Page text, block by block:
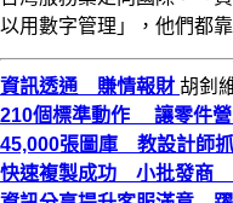
以用數字管理」，他們都
資訊透通 賺情報財 胡釗
210個標準動作 讓零件營
45,000張圖庫 教設計師
快速複製成功 小批發商